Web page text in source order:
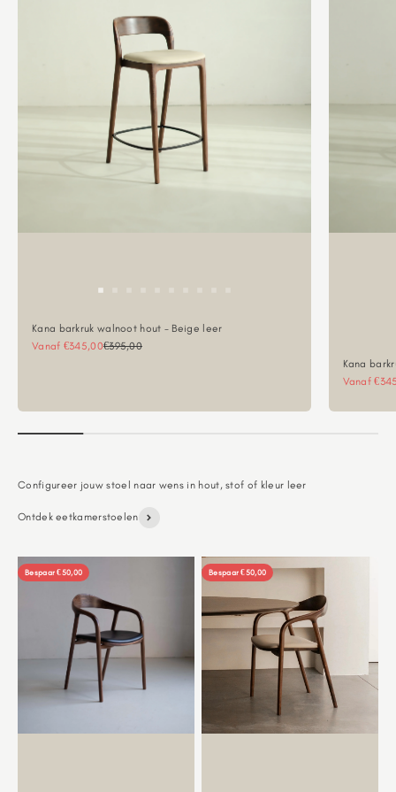
Kana barkruk walnoot hout - Beige leer
Aanbiedingsprijs
Vanaf €345,00Normale prijs
€395,00
Kana
Vanaf
Ontdek eetkamerstoelen
Bespaar €50,00 Bespaar €50,00